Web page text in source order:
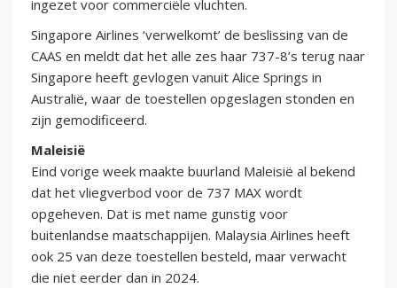
ingezet voor commerciële vluchten.
Singapore Airlines ‘verwelkomt’ de beslissing van de
CAAS en meldt dat het alle zes haar 737-8’s terug naar
Singapore heeft gevlogen vanuit Alice Springs in
Australië, waar de toestellen opgeslagen stonden en
zijn gemodificeerd.
Maleisië
Eind vorige week maakte buurland Maleisië al bekend
dat het vliegverbod voor de 737 MAX wordt
opgeheven. Dat is met name gunstig voor
buitenlandse maatschappijen. Malaysia Airlines heeft
ook 25 van deze toestellen besteld, maar verwacht
die niet eerder dan in 2024.